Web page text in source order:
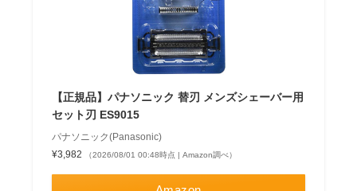
【正規品】パナソニック 替刃 メンズシェーバー用
セット刃 ES9015
パナソニック(Panasonic)
¥3,982
（2026/08/01 00:48時点 | Amazon調べ）